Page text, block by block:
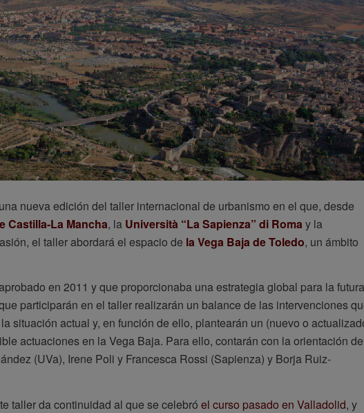
nueva edición del taller internacional de urbanismo en el que, desde
Castilla-La Mancha, la Università “La Sapienza” di Roma y la
el taller abordará el espacio de la Vega Baja de Toledo, un ámbito
en 2011 y que proporcionaba una estrategia global para la futura
participarán en el taller realizarán un balance de las intervenciones
situación actual y, en función de ello, plantearán un (nuevo o
actuaciones en la Vega Baja. Para ello, contarán con la orientación de
(UVa), Irene Poli y Francesca Rossi (Sapienza) y Borja Ruiz-
taller da continuidad al que se celebró el curso pasado en Valladolid, y